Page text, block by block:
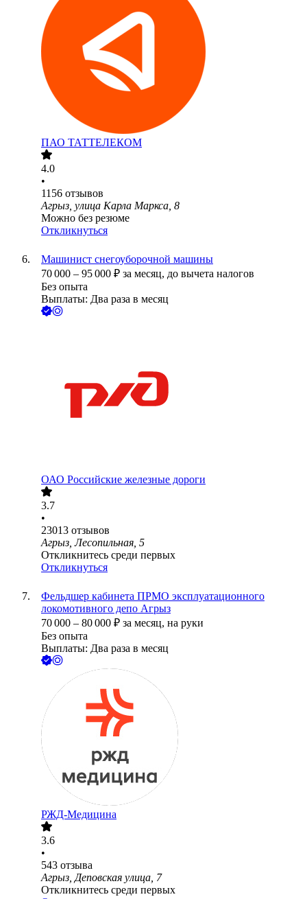
ПАО ТАТТЕЛЕКОМ
4.0
•
1156 отзывов
Агрыз, улица Карла Маркса, 8
Можно без резюме
Откликнуться
Машинист снегоуборочной машины
70 000 – 95 000 ₽ за месяц, до вычета налогов
Без опыта
Выплаты: Два раза в месяц
ОАО Российские железные дороги
3.7
•
23013 отзывов
Агрыз, Лесопильная, 5
Откликнитесь среди первых
Откликнуться
Фельдшер кабинета ПРМО эксплуатационного
локомотивного депо Агрыз
70 000 – 80 000 ₽ за месяц, на руки
Без опыта
Выплаты: Два раза в месяц
РЖД-Медицина
3.6
•
543 отзыва
Агрыз, Деповская улица, 7
Откликнитесь среди первых